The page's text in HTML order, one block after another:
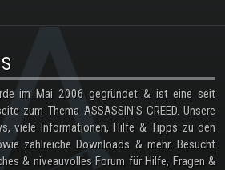
im Mai 2006 gegründet & ist eine seit
zum Thema ASSASSIN'S CREED. Unsere
viele Informationen, Hilfe & Tipps zu den
zahlreiche Downloads & mehr. Besucht
& niveauvolles Forum für Hilfe, Fragen &